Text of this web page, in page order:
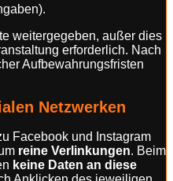
weitergegeben, außer dies
erforderlich. Nach
Aufbewahrungsfristen
Netzwerken
Facebook und Instagram
reine Verlinkungen. Beim
keine Daten an diese